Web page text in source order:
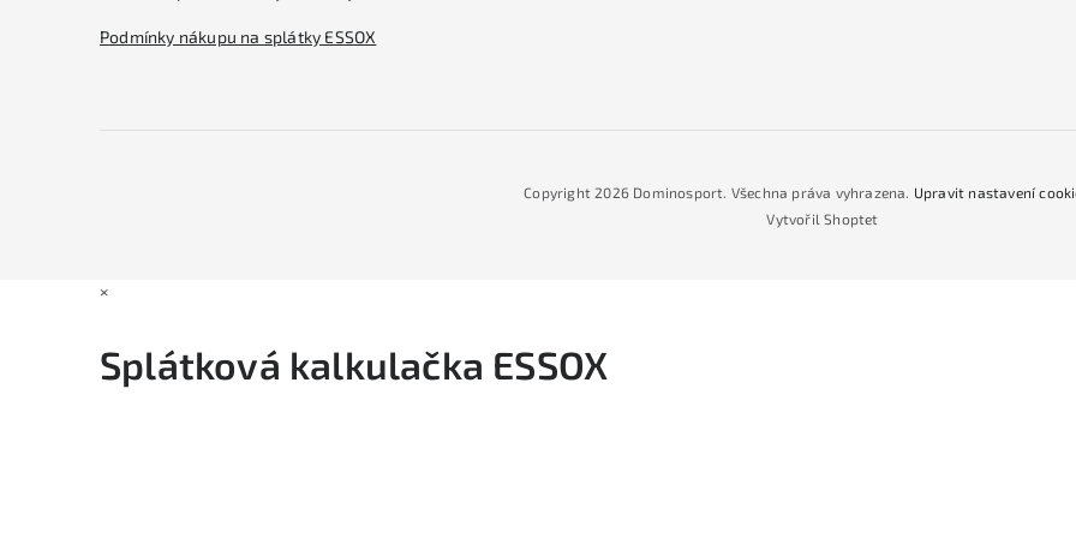
Podmínky nákupu na splátky ESSOX
Vytvořil Shoptet
Copyright 2026 Dominosport . Všechna práva vyhrazena. Upravit nastavení
×
Splátková kalkulačka ESSOX